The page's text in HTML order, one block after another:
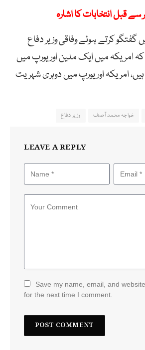
قبل انتخابات کا اشارہ
گفتگو کرتے ہوئے وفاقی وزیر دفاع
امریکہ میں ایک ملین اور یورپ میں
امریکہ اور یورپ میں دوہری شہریت
خواجہ محمد آصف وزیر دفاع
LEAVE A REPLY
Save my name, email, and
for the next time I comment.